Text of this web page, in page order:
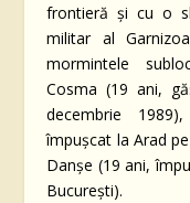
frontieră şi cu o
militar al
mormintele
Cosma (19 ani,
decembrie
împuşcat la Arad
Danşe (19 ani,
Bucureşti).